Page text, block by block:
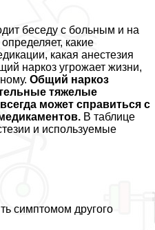
беседу с больным и на
какие
какая анестезия
наркоз угрожает жизни,
Общий наркоз
тяжелые
может справиться с
В таблице
и используемые
симптомом другого